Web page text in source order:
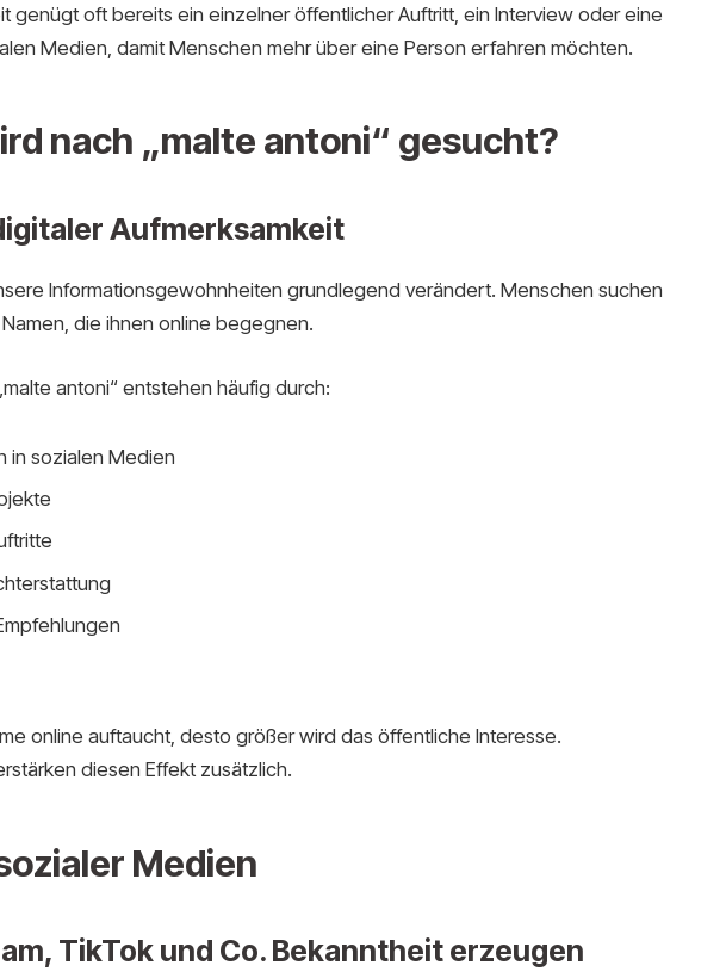
genügt oft bereits ein einzelner öffentlicher Auftritt, ein Interview oder eine
Medien, damit Menschen mehr über eine Person erfahren möchten.
nach „malte antoni“ gesucht?
Aufmerksamkeit
Informationsgewohnheiten grundlegend verändert. Menschen suchen
die ihnen online begegnen.
antoni“ entstehen häufig durch:
in sozialen Medien
online auftaucht, desto größer wird das öffentliche Interesse.
diesen Effekt zusätzlich.
Medien
TikTok und Co. Bekanntheit erzeugen